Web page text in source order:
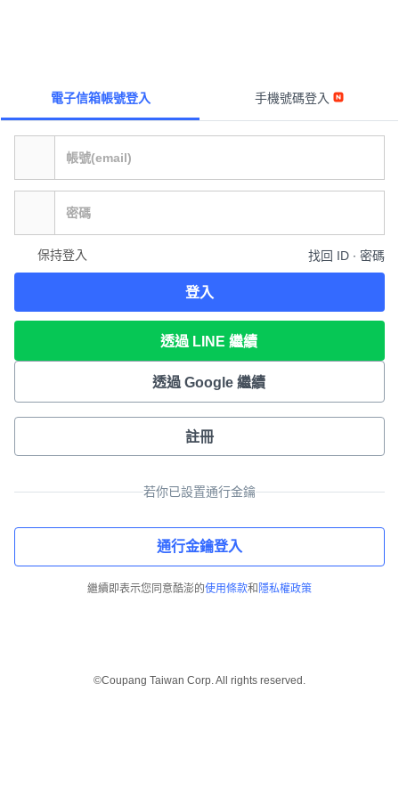
電子信箱帳號登入 手機號碼登入
保持登入 找回 ID ∙ 密碼
登入
透過 LINE 繼續
透過 Google 繼續
註冊
若你已設置通行金鑰
通行金鑰登入
繼續即表示您同意酷澎的使用條款和 隱私權政策
©Coupang Taiwan Corp. All rights reserved.